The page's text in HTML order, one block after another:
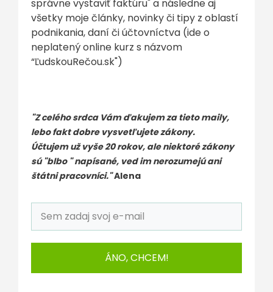
správne vystaviť faktúru" a následne aj
všetky moje články, novinky či tipy z oblastí
podnikania, daní či účtovníctva (ide o
neplatený online kurz s názvom
“ĽudskouRečou.sk")
"Z celého srdca Vám ďakujem za tieto maily,
lebo fakt dobre vysvetľujete zákony.
Účtujem už vyše 20 rokov, ale niektoré zákony
sú "blbo " napísané, ved im nerozumejú ani
štátni pracovníci."Alena
ÁNO, CHCEM!